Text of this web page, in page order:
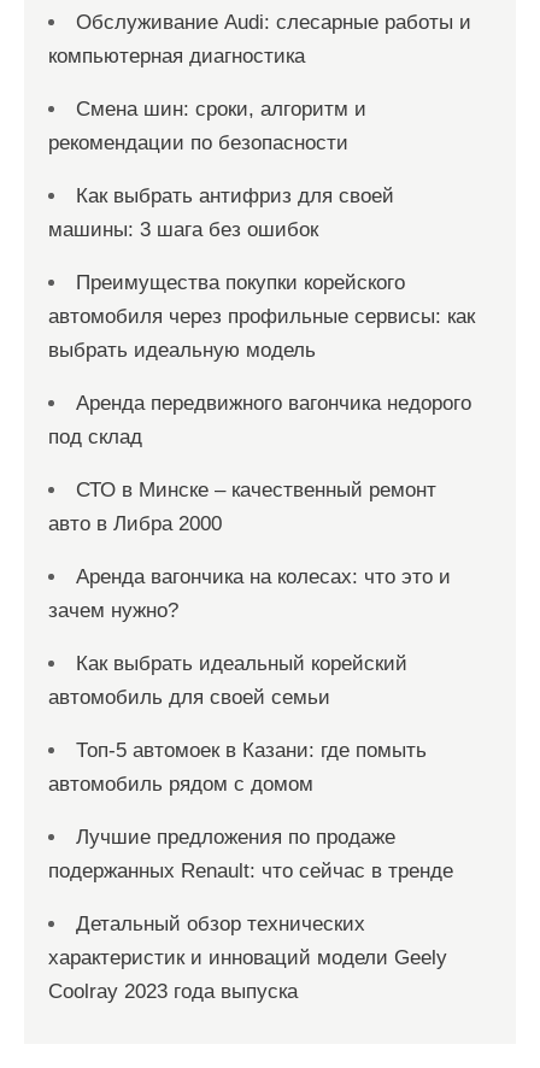
Обслуживание Audi: слесарные работы и
компьютерная диагностика
Смена шин: сроки, алгоритм и
рекомендации по безопасности
Как выбрать антифриз для своей
машины: 3 шага без ошибок
Преимущества покупки корейского
автомобиля через профильные сервисы: как
выбрать идеальную модель
Аренда передвижного вагончика недорого
под склад
СТО в Минске – качественный ремонт
авто в Либра 2000
Аренда вагончика на колесах: что это и
зачем нужно?
Как выбрать идеальный корейский
автомобиль для своей семьи
Топ-5 автомоек в Казани: где помыть
автомобиль рядом с домом
Лучшие предложения по продаже
подержанных Renault: что сейчас в тренде
Детальный обзор технических
характеристик и инноваций модели Geely
Coolray 2023 года выпуска